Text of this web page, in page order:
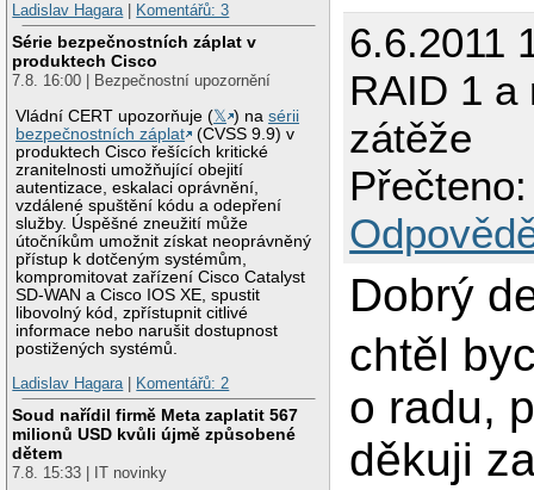
Ladislav Hagara| Komentářů: 3
Série bezpečnostních záplat v
produktech Cisco
7.8. 16:00 | Bezpečnostní upozornění
Vládní CERT upozorňuje (𝕏 ) nasérii
bezpečnostních záplat
(CVSS 9.9) v
produktech Cisco řešících kritické
zranitelnosti umožňující obejití
autentizace, eskalaci oprávnění,
vzdálené spuštění kódu a odepření
služby. Úspěšné zneužití může
útočníkům umožnit získat neoprávněný
přístup k dotčeným systémům,
kompromitovat zařízení Cisco Catalyst
SD-WAN a Cisco IOS XE, spustit
libovolný kód, zpřístupnit citlivé
informace nebo narušit dostupnost
postižených systémů.
Ladislav Hagara| Komentářů: 2
Soud nařídil firmě Meta zaplatit 567
milionů USD kvůli újmě způsobené
dětem
7.8. 15:33 | IT novinky
6.6.2011
RAID 1 a
zátěže
Dobrý
chtěl
o radu,
děkuji